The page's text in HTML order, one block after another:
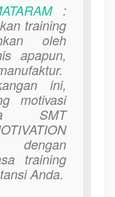
:
training
oleh
apapun,
ini,
motivasi
SMT
dengan
training
Anda.